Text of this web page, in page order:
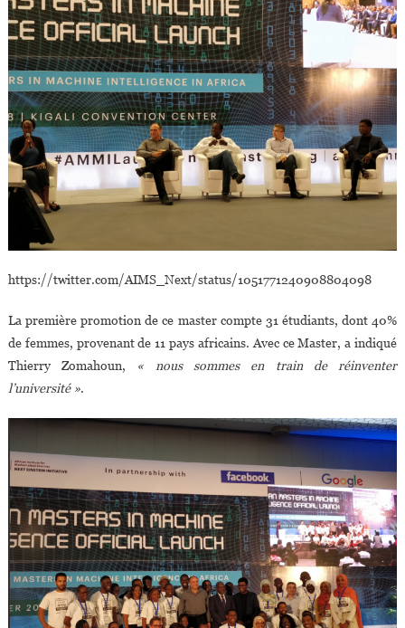
https://twitter.com/AIMS_Next/status/1051771240908804098
La première promotion de ce master compte 31 étudiants, dont 40%
de femmes, provenant de 11 pays africains. Avec ce Master, a indiqué
Thierry Zomahoun, « nous sommes en train de réinventer
l’université ».